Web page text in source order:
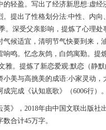
的轻盈。写出了经济新思想:虚
。提出了性格划分法:中性、内
。深受父亲影响，提炼了心理
气候适宜，清明节气快要到来
响鸣。忆念灰鸽，白鸽寓勤。提
雅。提炼了新恋爱观:默恋（静
小美与高挑美的成语:小家灵动
完成《认知底歌》（6006行）。
英》，2018年由中国文联出版社
数合计45万字。